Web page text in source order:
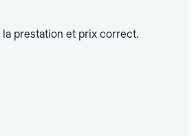
prestation et prix correct.